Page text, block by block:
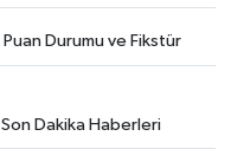
Puan Durumu ve Fikstür
Son Dakika Haberleri